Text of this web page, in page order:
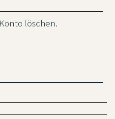
Konto löschen.